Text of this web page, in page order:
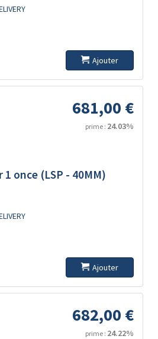
Ajouter
681,00 €
prime : 24.03%
1 once (LSP - 40MM)
Ajouter
682,00 €
prime : 24.22%